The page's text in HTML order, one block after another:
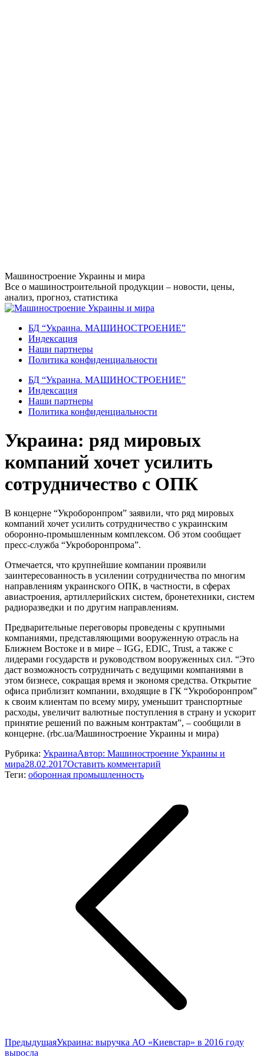
Перейти
к
содержанию
Машиностроение Украины и мира
Все о машиностроительной продукции – новости, цены,
анализ, прогноз, статистика
БД “Украина. МАШИНОСТРОЕНИЕ”
Индекcация
Наши партнеры
Политика конфиденциальности
БД “Украина. МАШИНОСТРОЕНИЕ”
Индекcация
Наши партнеры
Политика конфиденциальности
Украина: ряд мировых
компаний хочет усилить
сотрудничество с ОПК
В концерне “Укроборонпром” заявили, что ряд мировых
компаний хочет усилить сотрудничество с украинским
оборонно-промышленным комплексом. Об этом сообщает
пресс-служба “Укроборонпрома”.
Отмечается, что крупнейшие компании проявили
заинтересованность в усилении сотрудничества по многим
направлениям украинского ОПК, в частности, в сферах
авиастроения, артиллерийских систем, бронетехники, систем
радиоразведки и по другим направлениям.
Предварительные переговоры проведены с крупными
компаниями, представляющими вооруженную отрасль на
Ближнем Востоке и в мире – IGG, EDIC, Trust, а также с
лидерами государств и руководством вооруженных сил. “Это
даст возможность сотрудничать с ведущими компаниями в
этом бизнесе, сокращая время и экономя средства. Открытие
офиса приблизит компании, входящие в ГК “Укроборонпром”
к своим клиентам по всему миру, уменьшит транспортные
расходы, увеличит валютные поступления в страну и ускорит
принятие решений по важным контрактам”, – сообщили в
концерне. (rbc.ua/Машиностроение Украины и мира)
Рубрика: УкраинаАвтор: Машиностроение Украины и
мира28.02.2017Оставить комментарий
Теги: оборонная промышленность
ПредыдущаяПредыдущая
Украина: выручка АО «Киевстар» в 2016 году
выросла